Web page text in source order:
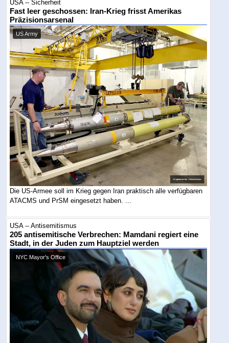
USA -- Sicherheit
Fast leer geschossen: Iran-Krieg frisst Amerikas
Präzisionsarsenal
US Army
Die US-Armee soll im Krieg gegen Iran praktisch alle verfügbaren
ATACMS und PrSM eingesetzt haben. ...
USA -- Antisemitismus
205 antisemitische Verbrechen: Mamdani regiert eine
Stadt, in der Juden zum Hauptziel werden
NYC Mayor's Office